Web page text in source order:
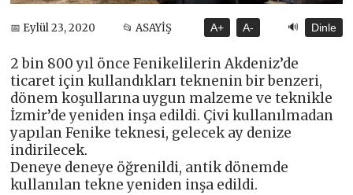
📅 Eylül 23, 2020 📂 ASAYİŞ A+ A- 🔊 Dinle
2 bin 800 yıl önce Fenikelilerin Akdeniz’de
ticaret için kullandıkları teknenin bir benzeri,
dönem koşullarına uygun malzeme ve teknikle
İzmir’de yeniden inşa edildi. Çivi kullanılmadan
yapılan Fenike teknesi, gelecek ay denize
indirilecek.
Deneye deneye öğrenildi, antik dönemde
kullanılan tekne yeniden inşa edildi.